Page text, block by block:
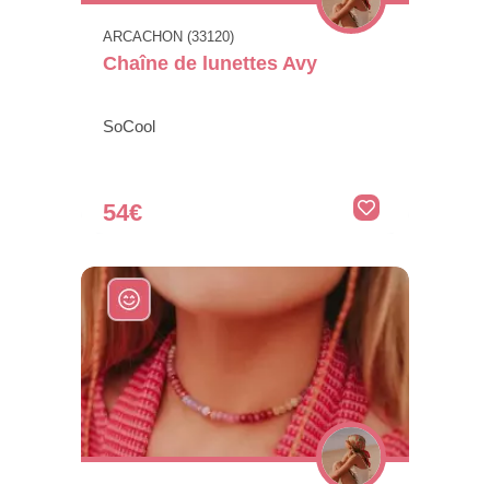
ARCACHON (33120)
Chaîne de lunettes Avy
SoCool
54€